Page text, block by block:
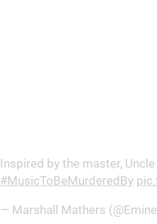
Inspired by the master,
#MusicToBeMurderedBy
— Marshall Mathers